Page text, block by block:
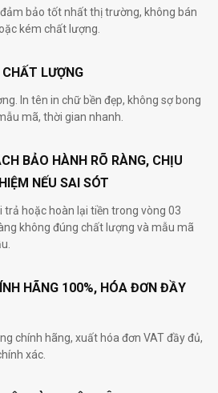
bảo tốt nhất thị trường, không bán
kém chất lượng.
LƯỢNG
In tên in chữ bền đẹp, không sợ bong
mã, thời gian nhanh.
BẢO HÀNH RÕ RÀNG, CHỊU
NẾU SAI SÓT
trả hoặc hoàn lại tiền trong vòng 03
không đúng chất lượng và mẫu mã
HÃNG 100%, HÓA ĐƠN ĐẦY
chính hãng, xuất hóa đơn VAT đầy đủ,
xác.